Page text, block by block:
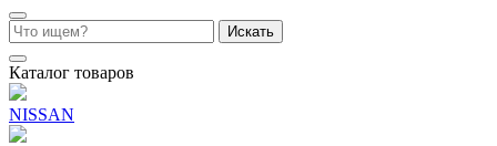
Искать
Каталог товаров
NISSAN